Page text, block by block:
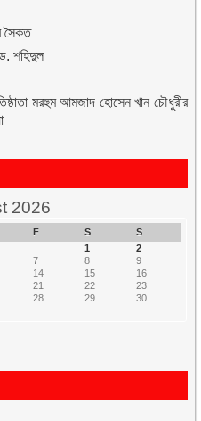
সৈকত
শহিদুল
মরহুম আমজাদ হোসেন খান চৌধুরীর
2026
F S
S
1
2
7 8
9
14 15
16
21 22
23
28 29
30